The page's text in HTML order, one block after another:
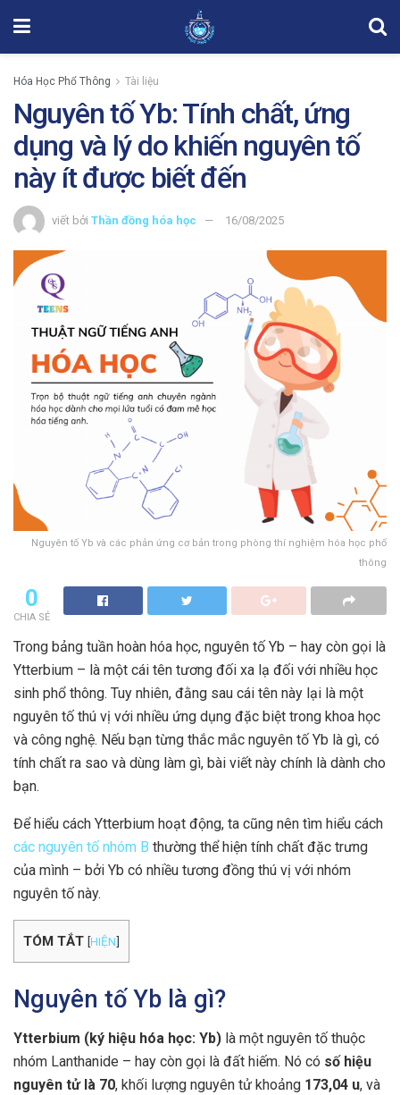
Hóa Học Phổ Thông Tài liệu
Nguyên tố Yb: Tính chất, ứng
dụng và lý do khiến nguyên tố
này ít được biết đến
viết bởi Thần đồng hóa học 16/08/2025
Nguyên tố Yb và các phản ứng cơ bản trong phòng thí nghiệm hóa học phổ
thông
0
CHIA SẺ
Trong bảng tuần hoàn hóa học, nguyên tố Yb – hay còn gọi là
Ytterbium – là một cái tên tương đối xa lạ đối với nhiều học
sinh phổ thông. Tuy nhiên, đằng sau cái tên này lại là một
nguyên tố thú vị với nhiều ứng dụng đặc biệt trong khoa học
và công nghệ. Nếu bạn từng thắc mắc nguyên tố Yb là gì, có
tính chất ra sao và dùng làm gì, bài viết này chính là dành cho
bạn.
Để hiểu cách Ytterbium hoạt động, ta cũng nên tìm hiểu cách
các nguyên tố nhóm B thường thể hiện tính chất đặc trưng
của mình – bởi Yb có nhiều tương đồng thú vị với nhóm
nguyên tố này.
TÓM TẮT [HIỆN]
Nguyên tố Yb là gì?
Ytterbium (ký hiệu hóa học: Yb) là một nguyên tố thuộc
nhóm Lanthanide – hay còn gọi là đất hiếm. Nó có số hiệu
nguyên tử là 70, khối lượng nguyên tử khoảng 173,04 u, và